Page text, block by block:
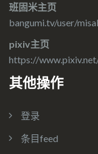
班固米主页
bangumi.tv/user/
pixiv主页
https://
其他操作
登录
条目feed